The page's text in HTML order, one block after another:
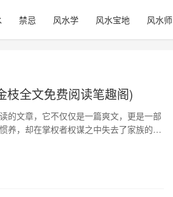
禁忌 风水学 风水宝地 风水师
枝全文免费阅读笔趣阁)
的文章，它不仅仅是一篇爽文，更是一部
养，却在掌权者权谋之中失去了家族的庇